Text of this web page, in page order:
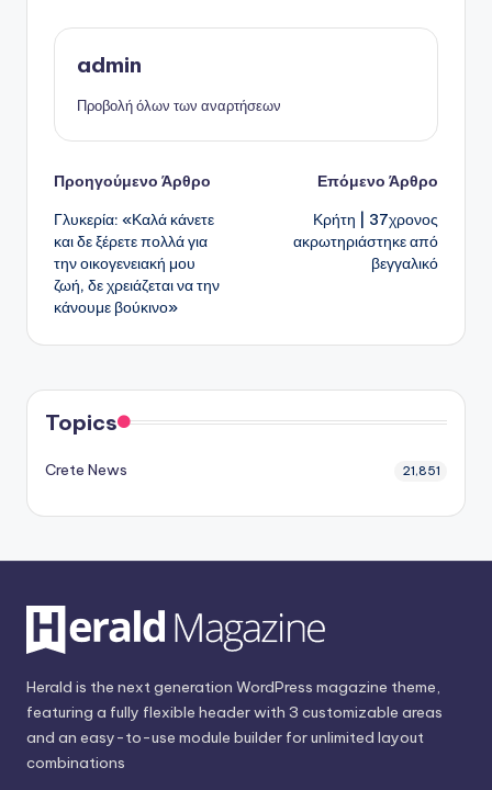
admin
Προβολή όλων των αναρτήσεων
Πλοήγηση
δημοσιεύσεων
Προηγούμενο Άρθρο
Γλυκερία: «Καλά κάνετε
και δε ξέρετε πολλά για
την οικογενειακή μου
ζωή, δε χρειάζεται να την
κάνουμε βούκινο»
Επόμενο Άρθρο
Κρήτη | 37χρονος
ακρωτηριάστηκε από
βεγγαλικό
Topics
Crete News 21,851
Herald is the next generation WordPress magazine theme,
featuring a fully flexible header with 3 customizable areas
and an easy-to-use module builder for unlimited layout
combinations